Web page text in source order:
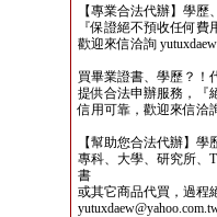
【專業合法代辦】學
『保證絕不預收任何
歡迎來信洽詢
買畢業證書、學歷？！
提供合法申辦服務，『
信用可靠，歡迎來信洽
【幫助您合法代辦】
專科、大學、研究所、
書
或其它商品代買，過程